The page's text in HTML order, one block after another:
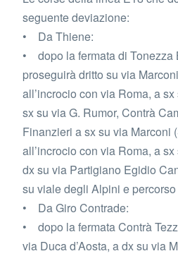
seguente deviazione:
• Da Thiene:
• dopo la fermata di Tonezza
proseguirà dritto su via
all’incrocio con via Roma, a
sx su via G. Rumor, Contrà
Finanzieri a sx su via Marconi
all’incrocio con via Roma, a
dx su via Partigiano Egidio
su viale degli Alpini e
• Da Giro Contrade:
• dopo la fermata Contrà
via Duca d’Aosta, a dx su via